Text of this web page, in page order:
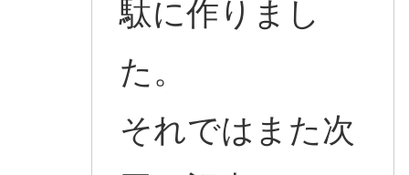
駄に作りまし
た。
それではまた次